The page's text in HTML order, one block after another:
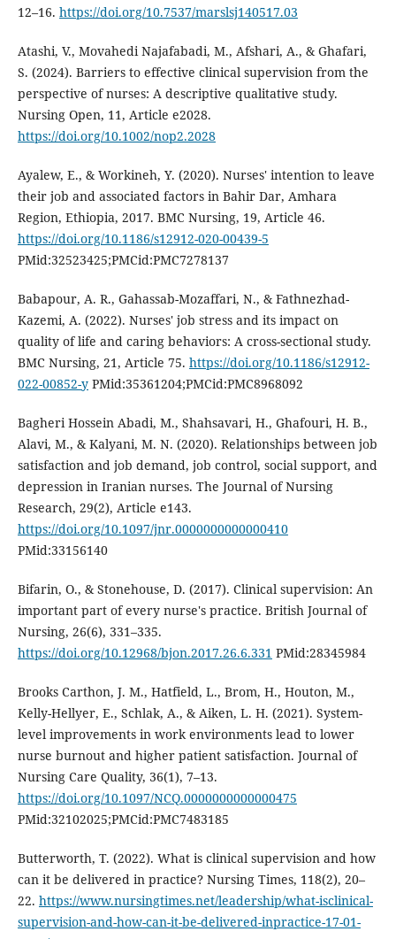
12–16. https://doi.org/10.7537/marslsj140517.03
Atashi, V., Movahedi Najafabadi, M., Afshari, A., & Ghafari,
S. (2024). Barriers to effective clinical supervision from the
perspective of nurses: A descriptive qualitative study.
Nursing Open, 11, Article e2028.
https://doi.org/10.1002/nop2.2028
Ayalew, E., & Workineh, Y. (2020). Nurses' intention to leave
their job and associated factors in Bahir Dar, Amhara
Region, Ethiopia, 2017. BMC Nursing, 19, Article 46.
https://doi.org/10.1186/s12912-020-00439-5
PMid:32523425;PMCid:PMC7278137
Babapour, A. R., Gahassab-Mozaffari, N., & Fathnezhad-
Kazemi, A. (2022). Nurses' job stress and its impact on
quality of life and caring behaviors: A cross-sectional study.
BMC Nursing, 21, Article 75. https://doi.org/10.1186/s12912-
022-00852-yPMid:35361204;PMCid:PMC8968092
Bagheri Hossein Abadi, M., Shahsavari, H., Ghafouri, H. B.,
Alavi, M., & Kalyani, M. N. (2020). Relationships between job
satisfaction and job demand, job control, social support, and
depression in Iranian nurses. The Journal of Nursing
Research, 29(2), Article e143.
https://doi.org/10.1097/jnr.0000000000000410
PMid:33156140
Bifarin, O., & Stonehouse, D. (2017). Clinical supervision: An
important part of every nurse's practice. British Journal of
Nursing, 26(6), 331–335.
https://doi.org/10.12968/bjon.2017.26.6.331 PMid:28345984
Brooks Carthon, J. M., Hatfield, L., Brom, H., Houton, M.,
Kelly-Hellyer, E., Schlak, A., & Aiken, L. H. (2021). System-
level improvements in work environments lead to lower
nurse burnout and higher patient satisfaction. Journal of
Nursing Care Quality, 36(1), 7–13.
https://doi.org/10.1097/NCQ.0000000000000475
PMid:32102025;PMCid:PMC7483185
Butterworth, T. (2022). What is clinical supervision and how
can it be delivered in practice? Nursing Times, 118(2), 20–
22. https://www.nursingtimes.net/leadership/what-isclinical-
supervision-and-how-can-it-be-delivered-inpractice-17-01-